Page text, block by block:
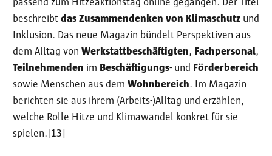
passend zum Hitzeaktionstag online gegangen. Der Titel
beschreibt das Zusammendenken von Klimaschutz und
Inklusion. Das neue Magazin bündelt Perspektiven aus
dem Alltag von Werkstattbeschäftigten, Fachpersonal,
Teilnehmenden im Beschäftigungs- und Förderbereich
sowie Menschen aus dem Wohnbereich. Im Magazin
berichten sie aus ihrem (Arbeits-)Alltag und erzählen,
welche Rolle Hitze und Klimawandel konkret für sie
spielen.[13]